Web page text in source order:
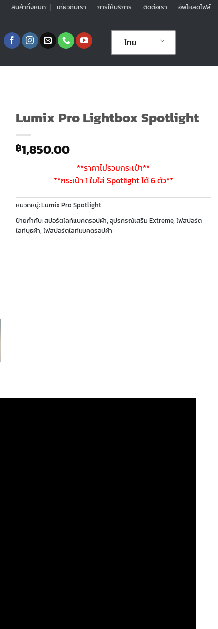
สินค้าทั้งหมด เกี่ยวกับเรา การให้บริการ ติดต่อเรา อัพโหลดไฟล์
ไทย
Lumix Pro Lightbox Spotlight
฿1,850.00
**ราคาไม่รวมกระเป๋า**
**กระเป๋า 1 ใบใส่ Spotlight ได้ 6 ตัว**
หมวดหมู่:Lumix Pro Spotlight
ป้ายกำกับ:สปอร์ตไลท์แบคดรอปผ้า,อุปรกรณ์เสริม Extreme,ไฟสปอร์ต
ไลท์บูธผ้า,ไฟสปอร์ตไลท์แบคดรอปผ้า